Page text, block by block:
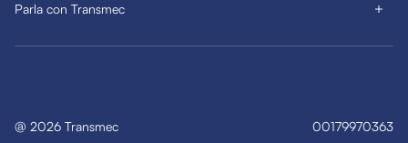
Parla con Transmec
@ 2026 Transmec 00179970363